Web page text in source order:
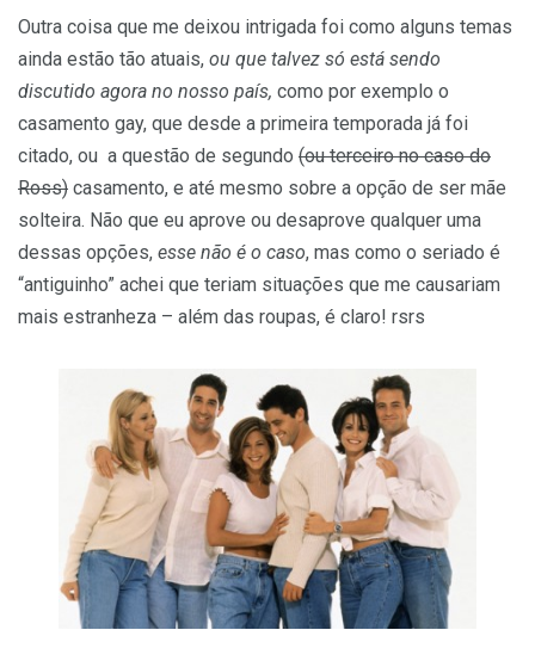
Outra coisa que me deixou intrigada foi como alguns temas
ainda estão tão atuais, ou que talvez só está sendo
discutido agora no nosso país, como por exemplo o
casamento gay, que desde a primeira temporada já foi
citado, ou a questão de segundo (ou terceiro no caso do
Ross) casamento, e até mesmo sobre a opção de ser mãe
solteira. Não que eu aprove ou desaprove qualquer uma
dessas opções, esse não é o caso, mas como o seriado é
“antiguinho” achei que teriam situações que me causariam
mais estranheza – além das roupas, é claro! rsrs